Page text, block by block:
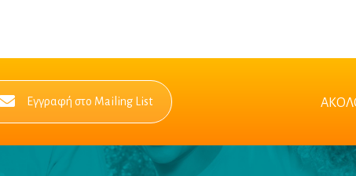
Εγγραφή στο Mailing List